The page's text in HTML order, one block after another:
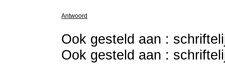
Antwoord
Ook gesteld aan :
Ook gesteld aan :